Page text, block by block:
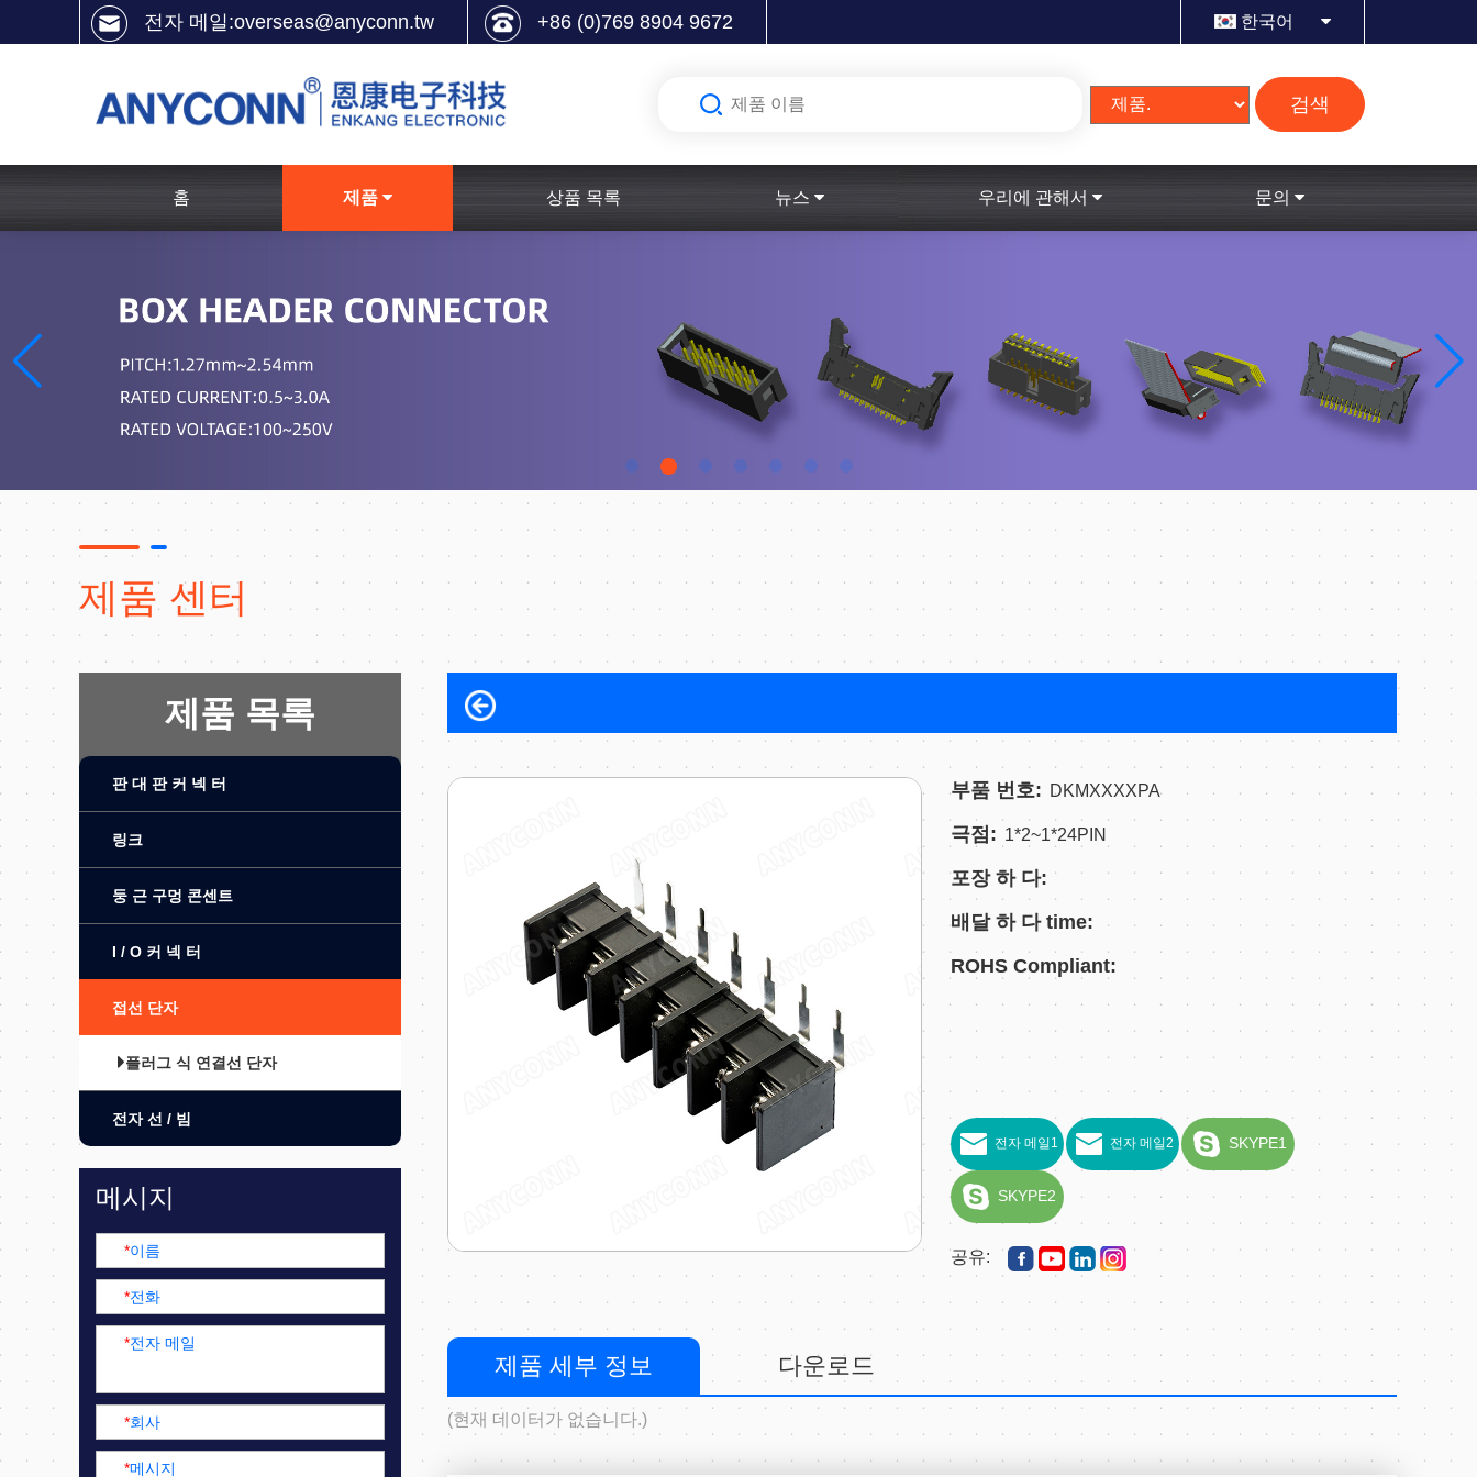
전자 메일:overseas@anyconn.tw +86 (0)769 8904 9672 한국어
검색
홈 제품 상품 목록 뉴스 우리에 관해서 문의
제품 센터
제품 목록
판 대 판 커 넥 터
링크
둥 근 구멍 콘센트
I / O 커 넥 터
접선 단자
플러그 식 연결선 단자
전자 선 / 빔
메시지
*이름
*전화
*전자 메일
*회사
*메시지
부품 번호: DKMXXXXPA
극점: 1*2~1*24PIN
포장 하 다:
배달 하 다 time:
ROHS Compliant:
전자 메일1 전자 메일2 SKYPE1
SKYPE2
공유:
제품 세부 정보 다운로드
(현재 데이터가 없습니다.)